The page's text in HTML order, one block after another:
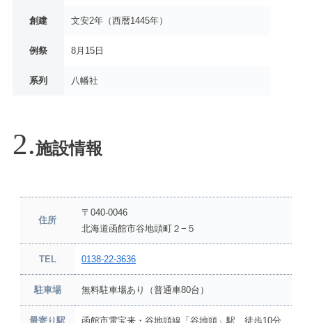
創建 文安2年（西暦1445年）
例祭 8月15日
系列 八幡社
施設情報
住所
〒040-0046
北海道函館市谷地頭町２−５
TEL 0138-22-3636
駐車場 無料駐車場あり（普通車80台）
最寄り駅 函館市電宝来・谷地頭線「谷地頭」駅 徒歩10分